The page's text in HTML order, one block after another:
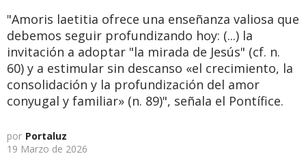
"Amoris laetitia ofrece una enseñanza valiosa que
debemos seguir profundizando hoy: (...) la
invitación a adoptar "la mirada de Jesús" (cf. n.
60) y a estimular sin descanso «el crecimiento, la
consolidación y la profundización del amor
conyugal y familiar» (n. 89)", señala el Pontífice.
por Portaluz
19 Marzo de 2026